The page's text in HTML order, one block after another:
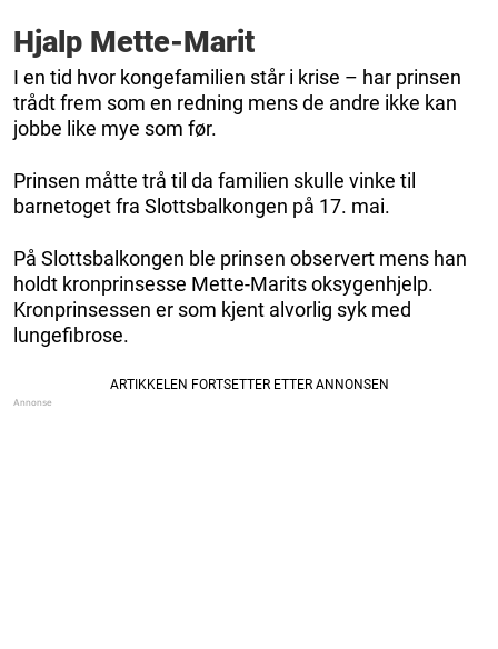
Hjalp Mette-Marit
I en tid hvor kongefamilien står i krise – har prinsen
trådt frem som en redning mens de andre ikke kan
jobbe like mye som før.
Prinsen måtte trå til da familien skulle vinke til
barnetoget fra Slottsbalkongen på 17. mai.
På Slottsbalkongen ble prinsen observert mens han
holdt kronprinsesse Mette-Marits oksygenhjelp.
Kronprinsessen er som kjent alvorlig syk med
lungefibrose.